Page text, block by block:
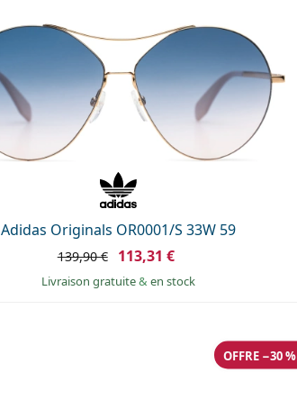
Adidas Originals OR0001/S 33W 59
139,90 € 113,31 €
Livraison gratuite& en stock
OFFRE −30 %